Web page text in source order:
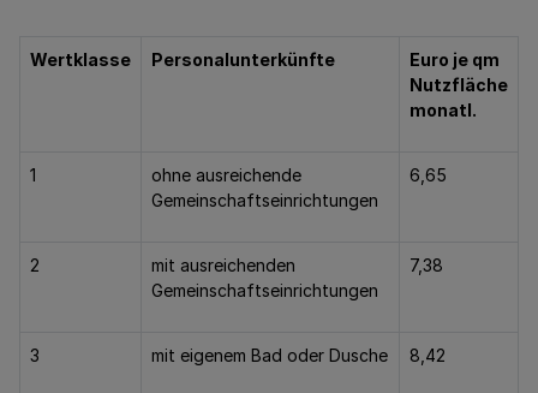
Wertklasse Personalunterkünfte
Euro je qm
Nutzfläche
monatl.
1
ohne ausreichende
Gemeinschaftseinrichtungen
6,65
2
mit ausreichenden
Gemeinschaftseinrichtungen
7,38
3 mit eigenem Bad oder Dusche 8,42